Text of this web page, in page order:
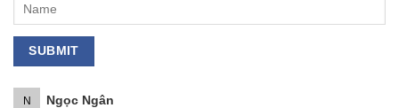
N Ngọc Ngân